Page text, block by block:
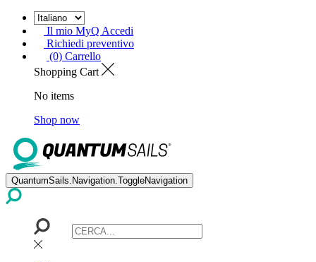
Il mio MyQ Accedi
Richiedi preventivo
(0) Carrello
Shopping Cart
No items
Shop now
QuantumSails.Navigation.ToggleNavigation